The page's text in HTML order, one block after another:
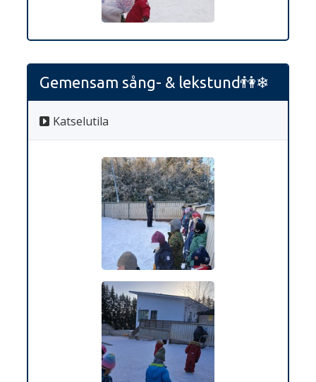
Gemensam sång- & lekstund👫❄️
Katselutila